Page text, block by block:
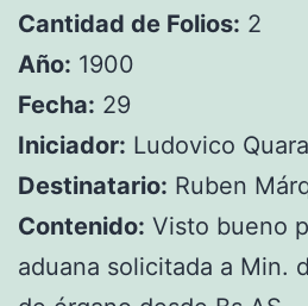
Cantidad de Folios: 2
Año: 1900
Fecha: 29
Iniciador: Ludovico
Destinatario: Ruben
Contenido: Visto bueno
aduana solicitada a Min.